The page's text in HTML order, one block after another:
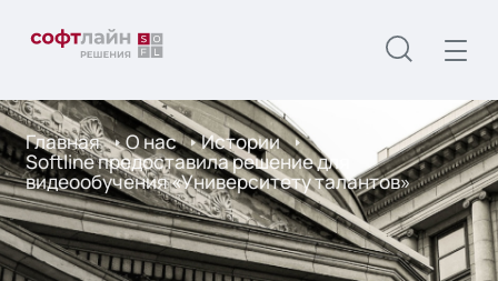
Главная О нас Истории
Softline предоставила решение для
видеообучения «Университету талантов»